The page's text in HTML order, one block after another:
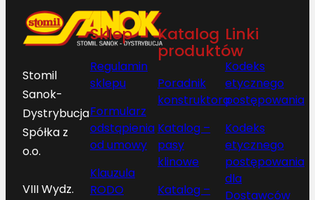
Stomil
Sanok-
Dystrybucja
Spółka z
o.o.
VIII Wydz.
Sklep
Regulamin
sklepu
Formularz
odstąpienia
od umowy
Klauzula
RODO
Katalog
produktów
Poradnik
konstruktora
Katalog –
pasy
klinowe
Katalog –
Linki
Kodeks
etycznego
postępowania
Kodeks
etycznego
postępowania
dla
Dostawców